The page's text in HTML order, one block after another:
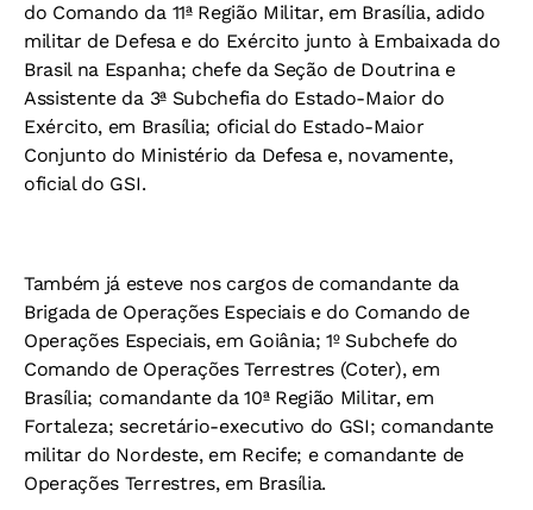
do Comando da 11ª Região Militar, em Brasília, adido
militar de Defesa e do Exército junto à Embaixada do
Brasil na Espanha; chefe da Seção de Doutrina e
Assistente da 3ª Subchefia do Estado-Maior do
Exército, em Brasília; oficial do Estado-Maior
Conjunto do Ministério da Defesa e, novamente,
oficial do GSI.
Também já esteve nos cargos de comandante da
Brigada de Operações Especiais e do Comando de
Operações Especiais, em Goiânia; 1º Subchefe do
Comando de Operações Terrestres (Coter), em
Brasília; comandante da 10ª Região Militar, em
Fortaleza; secretário-executivo do GSI; comandante
militar do Nordeste, em Recife; e comandante de
Operações Terrestres, em Brasília.